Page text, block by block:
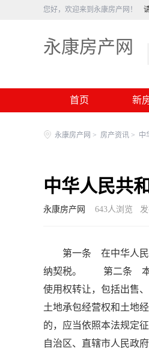
您好，欢迎来到永康房产网！
永康房产网
首页 新
永康房产网 > 房产资讯 > 中
中华人民共
永康房产网 643人浏览
第一条 在中华人民共
纳契税。 第二条 本
使用权转让，包括出
土地承包经营权和土地
的，应当依照本法规
自治区、直辖市人民政